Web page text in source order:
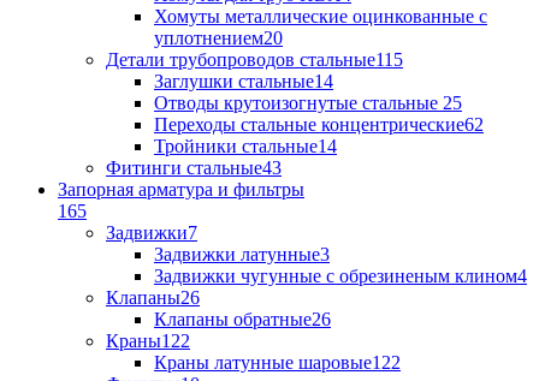
Хомуты металлические оцинкованные с
уплотнением20
Детали трубопроводов стальные115
Заглушки стальные14
Отводы крутоизогнутые стальные 25
Переходы стальные концентрические62
Тройники стальные14
Фитинги стальные43
Запорная арматура и фильтры
165
Задвижки7
Задвижки латунные3
Задвижки чугунные с обрезиненым клином4
Клапаны26
Клапаны обратные26
Краны122
Краны латунные шаровые122